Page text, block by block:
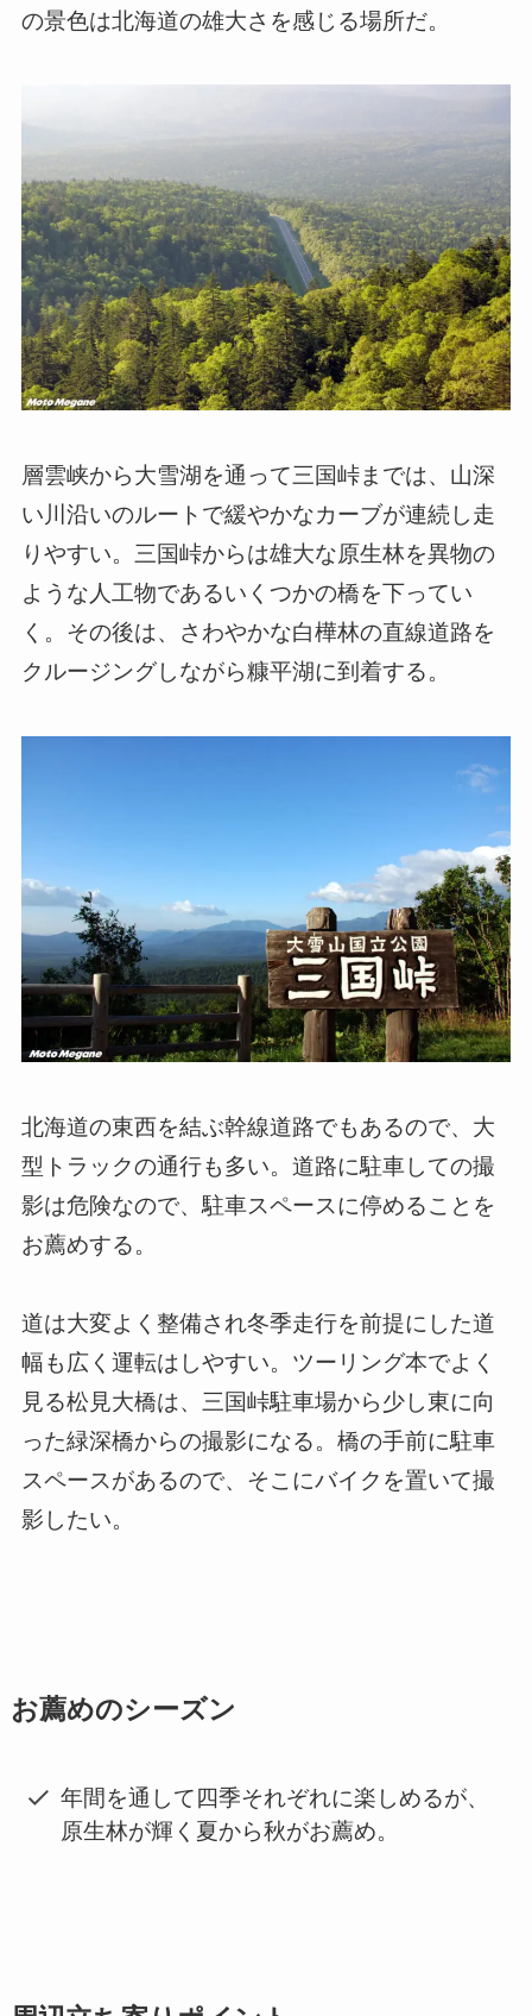
の景色は北海道の雄大さを感じる場所だ。
層雲峡から大雪湖を通って三国峠までは、山深
い川沿いのルートで緩やかなカーブが連続し走
りやすい。三国峠からは雄大な原生林を異物の
ような人工物であるいくつかの橋を下ってい
く。その後は、さわやかな白樺林の直線道路を
クルージングしながら糠平湖に到着する。
北海道の東西を結ぶ幹線道路でもあるので、大
型トラックの通行も多い。道路に駐車しての撮
影は危険なので、駐車スペースに停めることを
お薦めする。
道は大変よく整備され冬季走行を前提にした道
幅も広く運転はしやすい。ツーリング本でよく
見る松見大橋は、三国峠駐車場から少し東に向
った緑深橋からの撮影になる。橋の手前に駐車
スペースがあるので、そこにバイクを置いて撮
影したい。
お薦めのシーズン
年間を通して四季それぞれに楽しめるが、
原生林が輝く夏から秋がお薦め。